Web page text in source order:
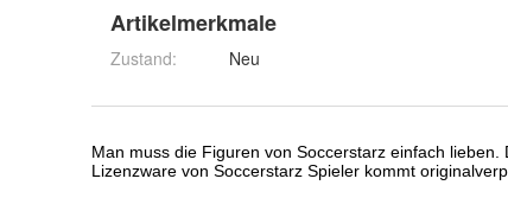
Artikelmerkmale
Zustand: Neu